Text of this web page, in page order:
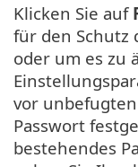
Klicken Sie auf
für den Schutz
oder um es zu
vor
Passwort
bestehendes